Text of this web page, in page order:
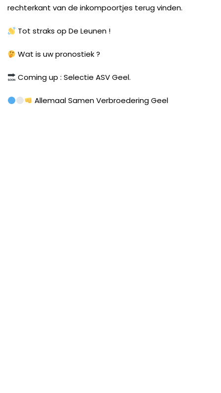
rechterkant van de inkompoortjes terug vinden.
Tot straks op De Leunen !
Wat is uw pronostiek ?
Coming up : Selectie ASV Geel.
Allemaal Samen Verbroedering Geel